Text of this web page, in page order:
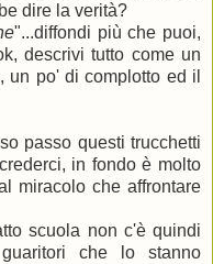
dire la verità?
"...diffondi più che puoi,
descrivi tutto come un
un po' di complotto ed il
passo questi trucchetti
in fondo è molto
miracolo che affrontare
scuola non c'è quindi
che lo stanno